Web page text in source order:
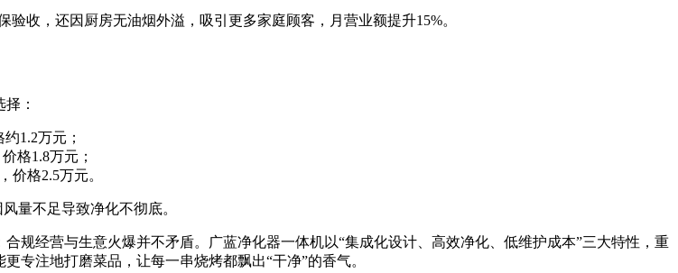
收，还因厨房无油烟外溢，吸引更多家庭顾客，月营业额提升15%。
：
1.2万元；
格1.8万元；
价格2.5万元。
量不足导致净化不彻底。
规经营与生意火爆并不矛盾。广蓝净化器一体机以“集成化设计、高效净化、低维护成本”三大特性，重
专注地打磨菜品，让每一串烧烤都飘出“干净”的香气。